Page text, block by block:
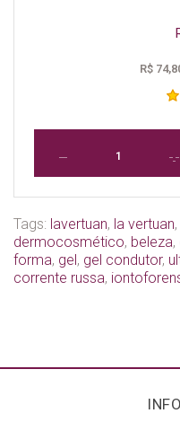
R$
Tags: lavertuan, la vertuan,
dermocosmético, beleza,
forma, gel , gel condutor,
corrente russa,